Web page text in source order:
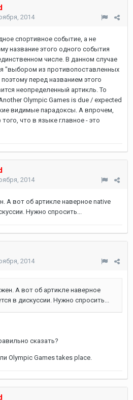
2014
спортивное событие, а не
название этого одного события
числе. В данном случае
"выбором из противопоставленных
перед названием этого
неопределенный артикль. То
Olympic Games is due / expected
видимые парадоксы. А впрочем,
что в языке главное - это
2014
А вот об артикле наверное native
Нужно спросить...
2014
А вот об артикле наверное
в дискуссии. Нужно спросить...
сказать?
Olympic Games takes place.